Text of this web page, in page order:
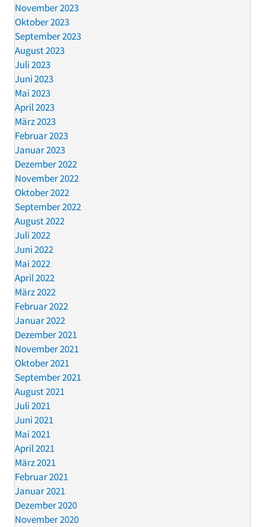
November 2023
Oktober 2023
September 2023
August 2023
Juli 2023
Juni 2023
Mai 2023
April 2023
März 2023
Februar 2023
Januar 2023
Dezember 2022
November 2022
Oktober 2022
September 2022
August 2022
Juli 2022
Juni 2022
Mai 2022
April 2022
März 2022
Februar 2022
Januar 2022
Dezember 2021
November 2021
Oktober 2021
September 2021
August 2021
Juli 2021
Juni 2021
Mai 2021
April 2021
März 2021
Februar 2021
Januar 2021
Dezember 2020
November 2020